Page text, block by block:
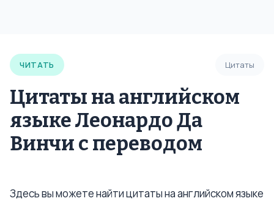
ЧИТАТЬ Цитаты
Цитаты на английском
языке Леонардо Да
Винчи с переводом
Здесь вы можете найти цитаты на английском языке